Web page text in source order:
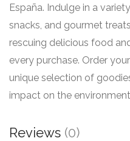
España. Indulge in a
snacks, and gourmet
rescuing delicious food
every purchase. Order
unique selection of
impact on the
Reviews (0)